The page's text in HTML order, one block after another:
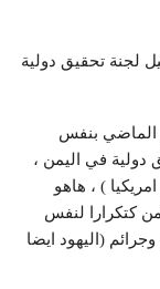
لجنة تحقيق دولية
الماضي بنفس
دولية في اليمن ،
) ، هاهو
كتكرارا لنفس
(اليهود ايضا